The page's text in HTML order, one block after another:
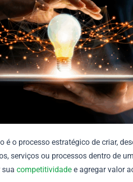
é o processo estratégico de criar,
serviços ou processos dentro de
sua competitividade e agregar valor